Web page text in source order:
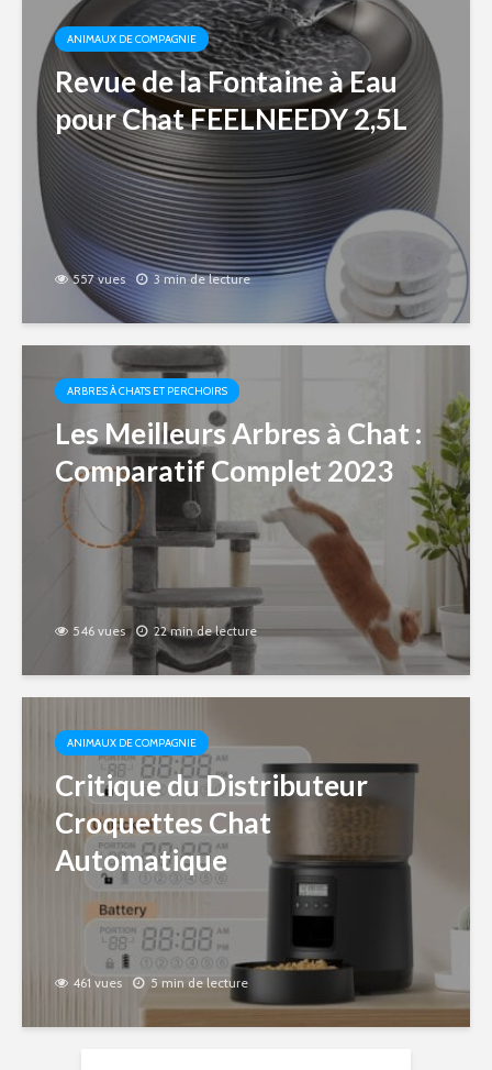
ANIMAUX DE COMPAGNIE
Revue de la Fontaine à Eau
pour Chat FEELNEEDY 2,5L
557 vues 3 min de lecture
ARBRES À CHATS ET PERCHOIRS
Les Meilleurs Arbres à Chat :
Comparatif Complet 2023
546 vues 22 min de lecture
ANIMAUX DE COMPAGNIE
Critique du Distributeur
Croquettes Chat
Automatique
461 vues 5 min de lecture